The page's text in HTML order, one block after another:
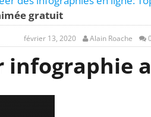
gratuit
février 13, 2020 Alain Roache
infographie